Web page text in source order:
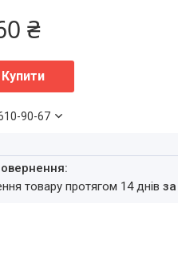
₴
Купити
90-67
товару протягом 14 днів